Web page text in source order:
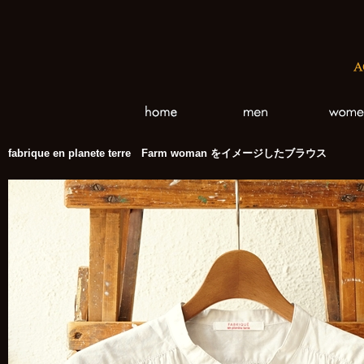
fabrique en planete terre Farm woman をイメージしたブラウス